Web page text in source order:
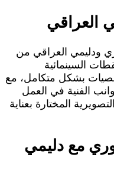
العراقي
ودليمي العراقي من
السينمائية
بشكل متكامل، مع
الفنية في العمل
المختارة بعناية
مع دليمي